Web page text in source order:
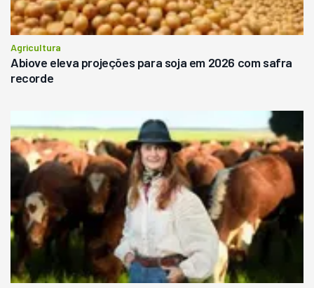
Agricultura
Abiove eleva projeções para soja em 2026 com safra
recorde